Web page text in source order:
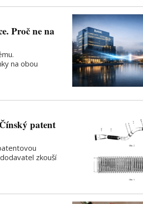
Proč ne na
na obou
patent
zkouší